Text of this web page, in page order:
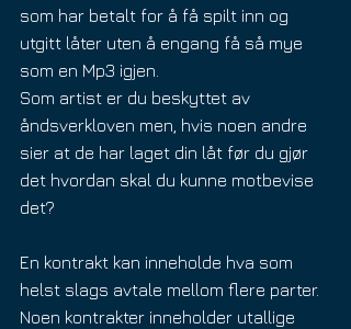
som har betalt for å få spilt inn og
utgitt låter uten å engang få så mye
som en Mp3 igjen.
Som artist er du beskyttet av
åndsverkloven men, hvis noen andre
sier at de har laget din låt før du gjør
det hvordan skal du kunne motbevise
det?
En kontrakt kan inneholde hva som
helst slags avtale mellom flere parter.
Noen kontrakter inneholder utallige